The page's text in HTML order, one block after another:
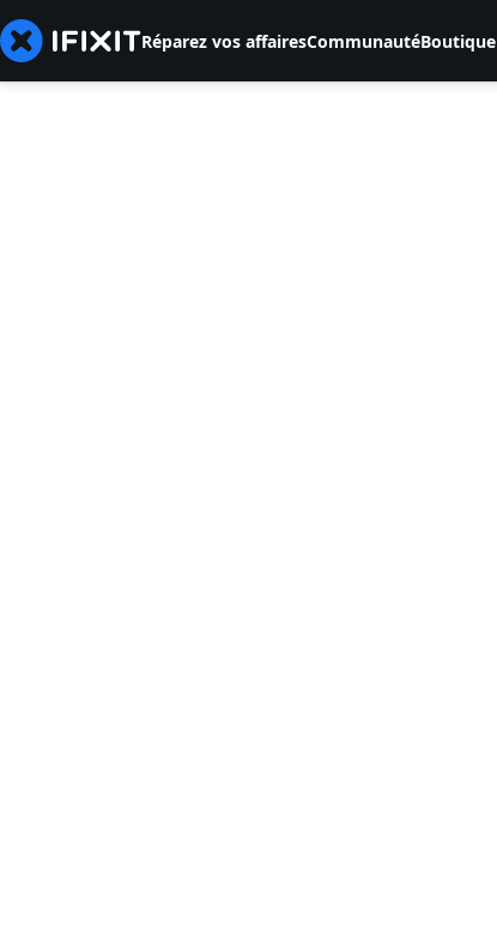
Réparez vos affairesCommunautéBoutique